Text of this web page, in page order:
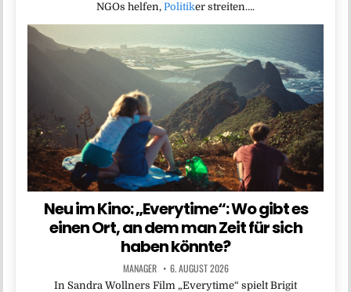
NGOs helfen, Politiker streiten….
Neu im Kino: „Everytime“: Wo gibt es
einen Ort, an dem man Zeit für sich
haben könnte?
MANAGER 6. AUGUST 2026
In Sandra Wollners Film „Everytime“ spielt Brigit